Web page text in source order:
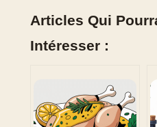
Articles Qui
Intéresser :